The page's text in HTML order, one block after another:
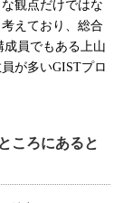
観点だけではな
えており、総合
成員でもある上山
が多いGISTプロ
ころにあると